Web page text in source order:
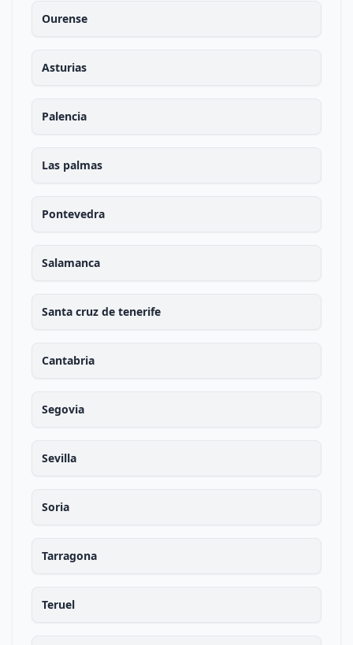
Ourense
Asturias
Palencia
Las palmas
Pontevedra
Salamanca
Santa cruz de tenerife
Cantabria
Segovia
Sevilla
Soria
Tarragona
Teruel